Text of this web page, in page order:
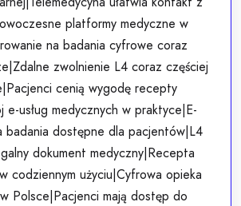
platformy medyczne w
na badania cyfrowe coraz
zwolnienie L4 coraz częściej
cenią wygodę recepty
e-usług medycznych w praktyce|E-
badania dostępne dla pacjentów|L4
dokument medyczny|Recepta
codziennym użyciu|Cyfrowa opieka
Polsce|Pacjenci mają dostęp do